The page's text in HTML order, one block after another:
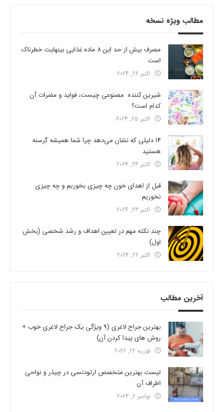
مطالب ویژه نسخه
مصرف بیش از حد این 8 ماده غذایی بینهایت خطرناک
است
اکتبر 26, 2024
شیرین کننده مصنوعی چیست، فواید و مضرات آن
کدام است؟
اکتبر 25, 2024
14 دلیلی که نشان می‌دهد چرا شما همیشه گرسنه
هستید
اکتبر 24, 2024
قبل از اهدای خون چه چیزی بخوریم و چه چیزی
نخوریم
اکتبر 23, 2024
چند نکته مهم در تعیین اهداف و رشد شخصی (بخش
اول)
اکتبر 22, 2024
آخرین مطالب
بهترین جراح لاغری (9 ویژگی یک جراح لاغری خوب +
روش های پیدا کردن آن)
فوریه 22, 2026
لیست بهترین متخصص ارتودنسی در چیذر و نواحی
اطراف آن
نوامبر 6, 2024